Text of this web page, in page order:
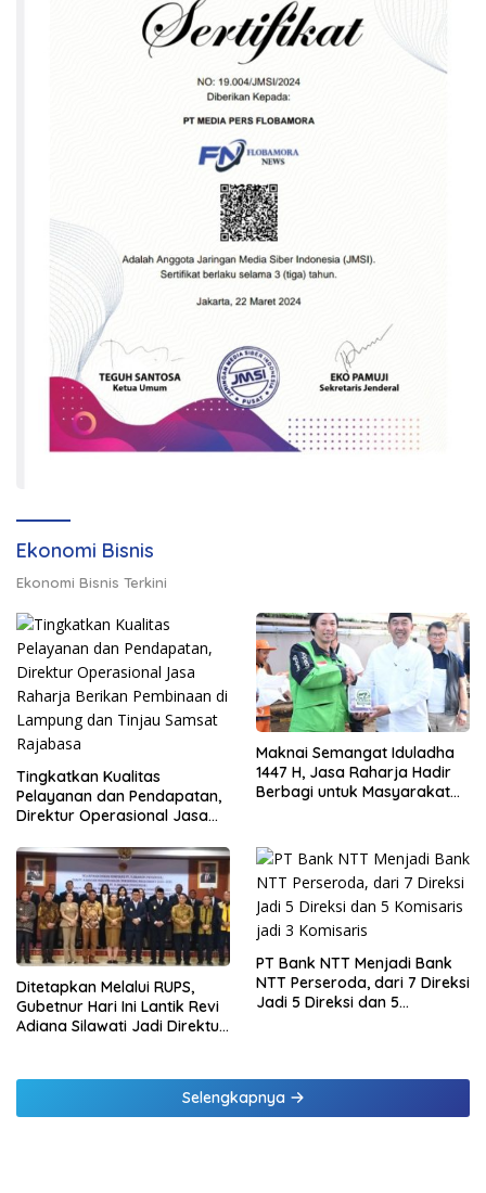
Ekonomi Bisnis
Ekonomi Bisnis Terkini
Tingkatkan Kualitas
Pelayanan dan Pendapatan,
Direktur Operasional Jasa
di Lampung dan Tinjau
Samsat Rajabasa
Maknai Semangat Iduladha
1447 H, Jasa Raharja Hadir
Berbagi untuk Masyarakat
Ditetapkan Melalui RUPS,
Gubetnur Hari Ini Lantik Revi
Adiana Silawati Jadi Direktur
PT Bank NTT Menjadi Bank
NTT Perseroda, dari 7 Direksi
Jadi 5 Direksi dan 5
Selengkapnya